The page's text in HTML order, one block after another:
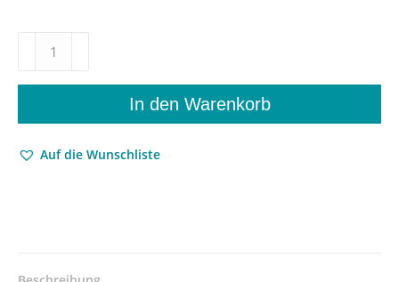
Wegweiser
Texte
im
In den Warenkorb
Auf die Wunschliste